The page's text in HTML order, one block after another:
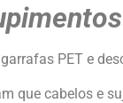
PET e
que cabelos e